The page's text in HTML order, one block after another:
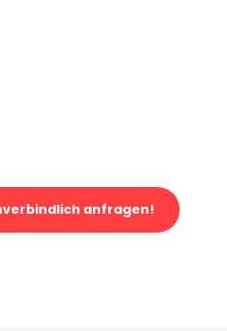
anfragen!